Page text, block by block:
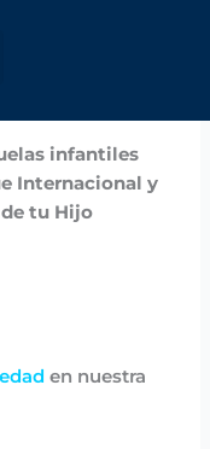
infantiles
Internacional y
tu Hijo
en nuestra